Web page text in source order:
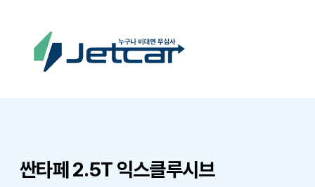
싼타페 2.5T 익스클루시브